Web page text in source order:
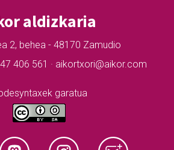
aldizkaria
2, behea - 48170 Zamudio
406 561 · aikortxori@aikor.com
garatua